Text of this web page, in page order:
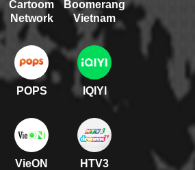
Cartoom
Network
Boomerang
Vietnam
POPS IQIYI
VieON HTV3